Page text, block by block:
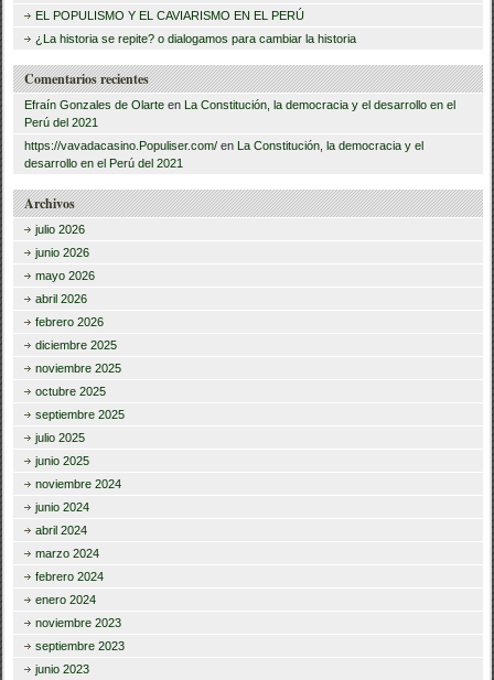
:
EL POPULISMO Y EL CAVIARISMO EN EL PERÚ
¿La historia se repite? o dialogamos para cambiar la historia
Comentarios recientes
Efraín Gonzales de Olarte en La Constitución, la democracia y el desarrollo en el
Perú del 2021
https://vavadacasino.Populiser.com/ en La Constitución, la democracia y el
desarrollo en el Perú del 2021
Archivos
julio 2026
junio 2026
mayo 2026
abril 2026
febrero 2026
diciembre 2025
noviembre 2025
octubre 2025
septiembre 2025
julio 2025
junio 2025
noviembre 2024
junio 2024
abril 2024
marzo 2024
febrero 2024
enero 2024
noviembre 2023
septiembre 2023
junio 2023